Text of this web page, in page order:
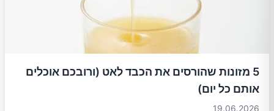
5 מזונות שהורסים את הכבד לאט (ורובכם אוכלים
אותם כל יום)
19.06.2026